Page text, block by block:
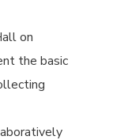
on
the basic